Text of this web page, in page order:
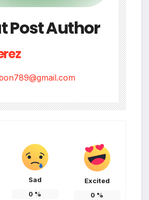
Post Author
Sad
0 %
Excited
0 %